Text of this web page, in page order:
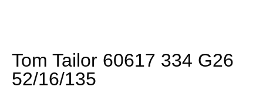
Tom Tailor 60617 334 G26
52/16/135